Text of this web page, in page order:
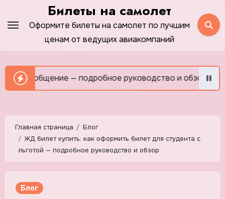
Билеты на самолет
Оформите билеты на самолет по лучшим
ценам от ведущих авиакомпаний
— подробное руководство и обзор Как
Главная страница
Блог
ЖД билет купить: как оформить билет для студента с
льготой — подробное руководство и обзор
Блог